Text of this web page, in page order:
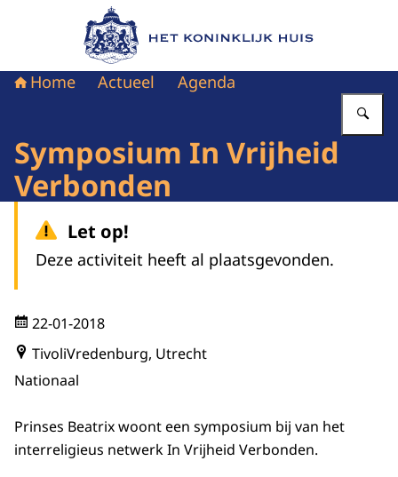
Naar de homepage van Het Koninklijk Huis
Home Actueel Agenda
Symposium In Vrijheid
Verbonden
Let op!
Deze activiteit heeft al plaatsgevonden.
22-01-2018
TivoliVredenburg, Utrecht
Nationaal
Prinses Beatrix woont een symposium bij van het
interreligieus netwerk In Vrijheid Verbonden.